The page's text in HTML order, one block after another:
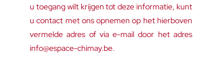
u toegang wilt krijgen tot deze informatie, kunt
u contact met ons opnemen op het hierboven
vermelde adres of via e-mail door het adres
info@espace-chimay.be.